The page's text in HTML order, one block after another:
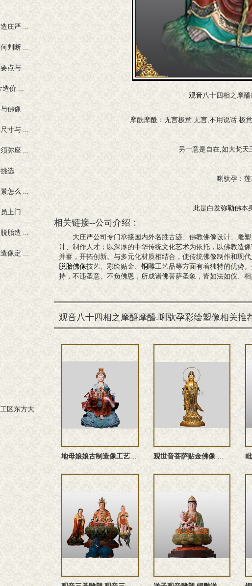
庄严 ...
判断 ...
点与 ...
价 ...
佛像 ...
寸与 ...
弥座 ...
选
怎么 ...
上门 ...
胎造 ...
像定 ...
区东方大
观音八十四相之摩
摩酰摩酰：无言极意.无言,不用说话.极
另一意是自在,如大梵天王,无
唎驮孕：莲
此是白发弥勒佛本
相关链接--公司介绍：
大庄严公司专门承接国内外名胜古迹、佛教佛像设计、雕
计、制作人才；以深厚的中华传统文化艺术为依托，以佛教造
并蓄，开拓创新。与多元化材质相结合，使传统佛像制作和现
脱胎佛像技艺、彩绘贴金、 铜雕工艺品等方面有着独特的优势
持，不违圣意、不负佛恩，所成诸佛菩萨圣象，皆如法如仪、
观音八十四相之摩醯摩醯.唎驮孕彩绘塑像相关推
地母娘娘古制造像工艺详解